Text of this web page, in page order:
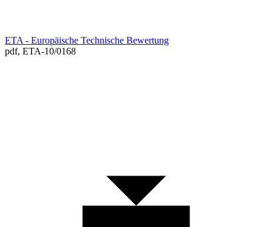
ETA - Europäische Technische Bewertung
pdf, ETA-10/0168